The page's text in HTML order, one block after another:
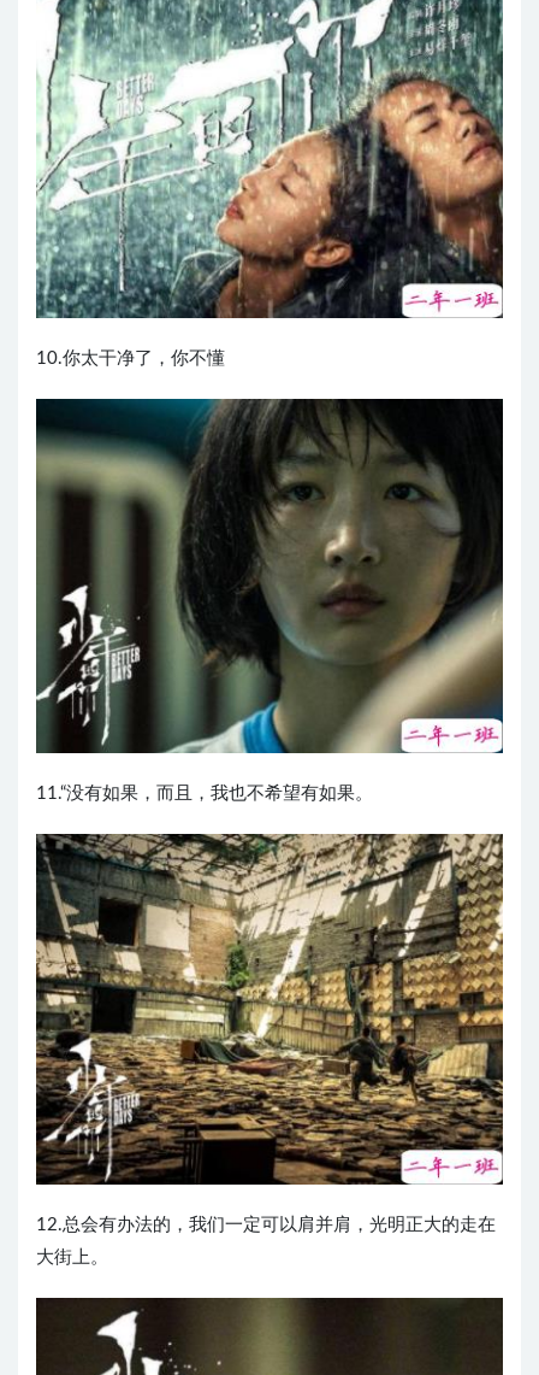
10.你太干净了，你不懂
11.“没有如果，而且，我也不希望有如果。
12.总会有办法的，我们一定可以肩并肩，光明正大的走在
大街上。